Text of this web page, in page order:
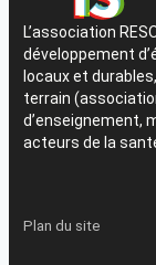
L’association
développement
locaux et
terrain
d’enseignement,
acteurs de la
Plan du site